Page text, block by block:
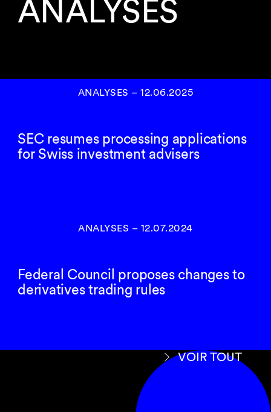
ANALYSES
ANALYSES – 12.06.2025
SEC resumes processing applications
for Swiss investment advisers
ANALYSES – 12.07.2024
Federal Council proposes changes to
derivatives trading rules
VOIR TOUT